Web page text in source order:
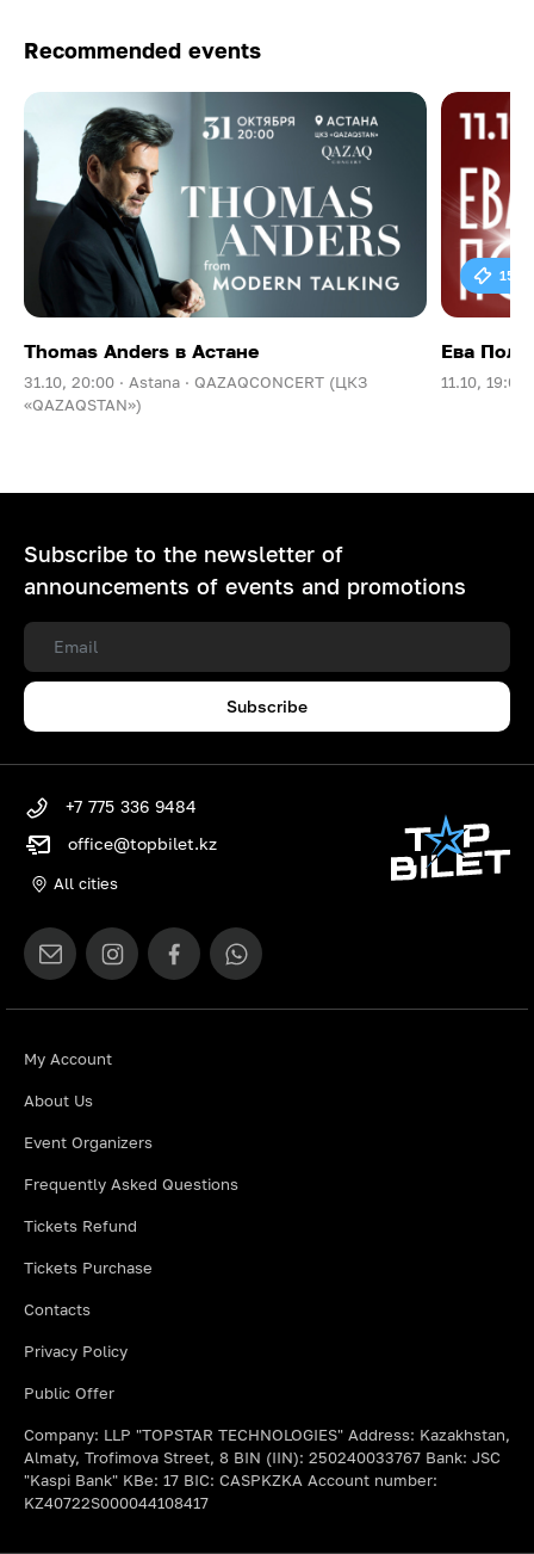
Recommended events
Thomas Anders в Астане
31.10, 20:00 · Astana · QAZAQCONCERT (ЦКЗ
«QAZAQSTAN»)
15
Ева
11.10, 19:00
Subscribe to the newsletter of
announcements of events and promotions
Subscribe
My Account
About Us
Event Organizers
Frequently Asked Questions
Tickets Refund
Tickets Purchase
Contacts
Privacy Policy
Public Offer
Company: LLP "TOPSTAR TECHNOLOGIES" Address: Kazakhstan,
Almaty, Trofimova Street, 8 BIN (IIN): 250240033767 Bank: JSC
"Kaspi Bank" KBe: 17 BIC: CASPKZKA Account number:
KZ40722S000044108417
+7 775 336 9484
office@topbilet.kz
All cities